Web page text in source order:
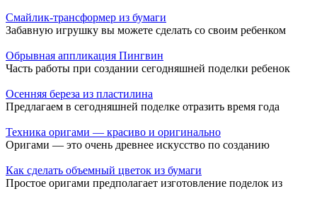
Смайлик-трансформер из бумаги
Забавную игрушку вы можете сделать со своим ребенком
Обрывная аппликация Пингвин
Часть работы при создании сегодняшней поделки ребенок
Осенняя береза из пластилина
Предлагаем в сегодняшней поделке отразить время года
Техника оригами — красиво и оригинально
Оригами — это очень древнее искусство по созданию
Как сделать объемный цветок из бумаги
Простое оригами предполагает изготовление поделок из